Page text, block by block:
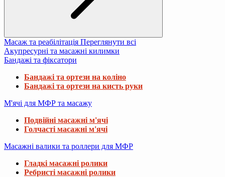
Масаж та реабілітація Переглянути всі
Акупресурні та масажні килимки
Бандажі та фіксатори
Бандажі та ортези на коліно
Бандажі та ортези на кисть руки
М'ячі для МФР та масажу
Подвійні масажні м'ячі
Голчасті масажні м'ячі
Масажні валики та роллери для МФР
Гладкі масажні ролики
Ребристі масажні ролики